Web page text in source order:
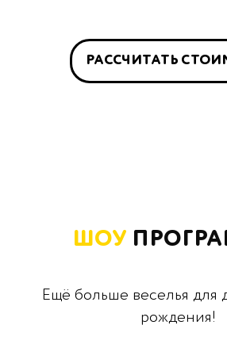
РАССЧИТАТЬ
ШОУ
Ещё больше веселья для
рождения!